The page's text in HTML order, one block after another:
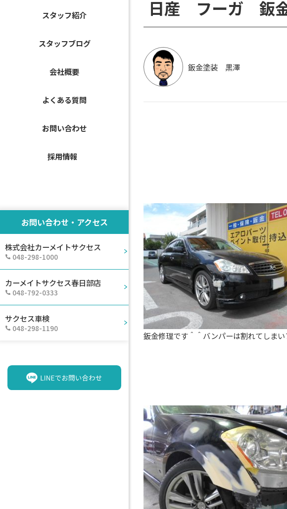
スタッフ紹介
スタッフブログ
会社概要
よくある質問
お問い合わせ
採用情報
お問い合わせ・アクセス
株式会社カーメイトサクセス
048-298-1000
カーメイトサクセス春日部店
048-792-0333
サクセス車検
048-298-1190
日産 フーガ 鈑
鈑金塗装 黒澤
鈑金修理です＾＾バンパーは割れてしま